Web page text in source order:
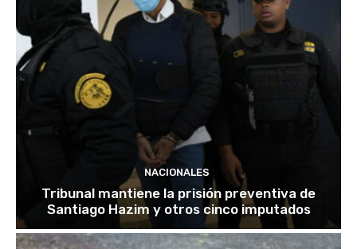
NACIONALES
Tribunal mantiene la prisión preventiva de
Santiago Hazim y otros cinco imputados